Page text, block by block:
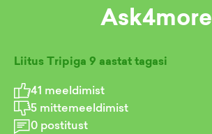
Ask4more
Liitus Tripiga 9 aastat tagasi
41 meeldimist
5 mittemeeldimist
0 postitust